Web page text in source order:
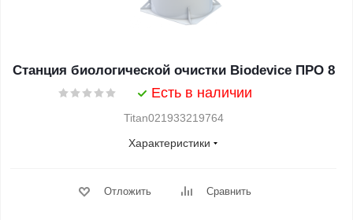
Станция биологической очистки Biodevice ПРО 8
Есть в наличии
Titan021933219764
Характеристики
Отложить Сравнить